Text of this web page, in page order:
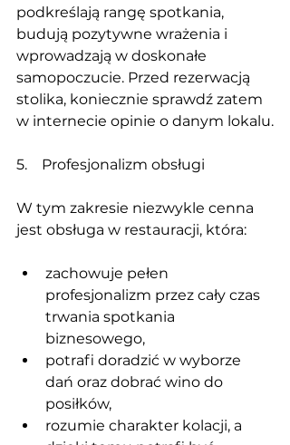
podkreślają rangę spotkania,
budują pozytywne wrażenia i
wprowadzają w doskonałe
samopoczucie. Przed rezerwacją
stolika, koniecznie sprawdź zatem
w internecie opinie o danym lokalu.
5.    Profesjonalizm obsługi
W tym zakresie niezwykle cenna
jest obsługa w restauracji, która:
zachowuje pełen
profesjonalizm przez cały czas
trwania spotkania
biznesowego,
potrafi doradzić w wyborze
dań oraz dobrać wino do
posiłków,
rozumie charakter kolacji, a